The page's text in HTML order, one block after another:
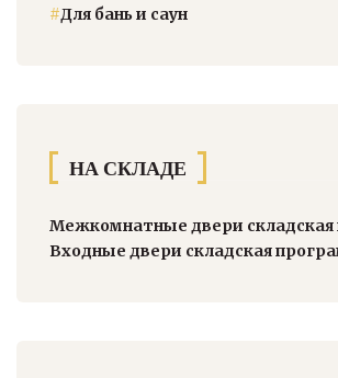
#Для бань и саун
НА СКЛАДЕ
Межкомнатные двери
Входные двери складская